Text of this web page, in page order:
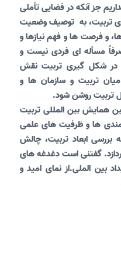
جز آنکه در فضایی تأملی
تربیت، به توصیف وضعیت
و فرصت ها و فهم نیازها و
صرفاً مسأله ای فردی نیست و
در شکل گیری تربیت نقش
تربیت و سازمان ها و
تربیت روشن شود.
همایش بین المللی تربیت
ها و ظرفیت های علمی
بررسی ابعاد تربیت، چالش
گفتنی است دغدغه های
بین الملی.از نمای امید و